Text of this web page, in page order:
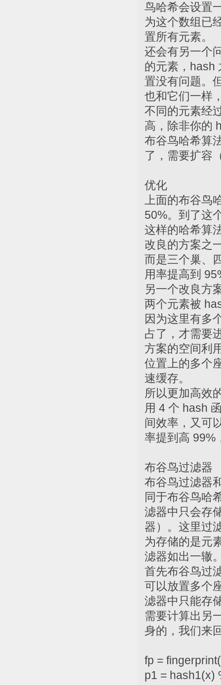
鸟哈希会设置
为这个数组已
置所有元素。
还会有另一个
的元素，hash
置没有问题。
也和它们一样
不同的元素经
高，除非你的
布谷鸟哈希算
了，需要扩容
优化
上面的布谷鸟
50%。到了这
这样的哈希算
改良的方案之
而是三个巢、
用率提高到
另一个改良方
两个元素被
因为这里有多
占了，才需要
方案的空间利
位置上的多个
速缓存。
所以更加高效
用 4 个 hash
间效率，又可
率提到高 99%
布谷鸟过滤器
布谷鸟过滤器
同于布谷鸟哈
滤器中只会存
器）。这里过
为存储的是元
滤器如出一辙
首先布谷鸟过
可以放置多个
滤器中只能存
需要计算出另
身的，我们来
fp =
p1 = hash1(x)